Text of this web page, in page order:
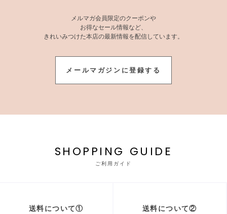
メルマガ会員限定のクーポンや
お得なセール情報など、
きれいみつけた本店の最新情報を配信しています。
メールマガジンに登録する
SHOPPING GUIDE
ご利用ガイド
送料について① 送料について②